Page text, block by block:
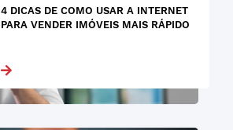
4 DICAS DE COMO USAR A INTERNET
PARA VENDER IMÓVEIS MAIS RÁPIDO